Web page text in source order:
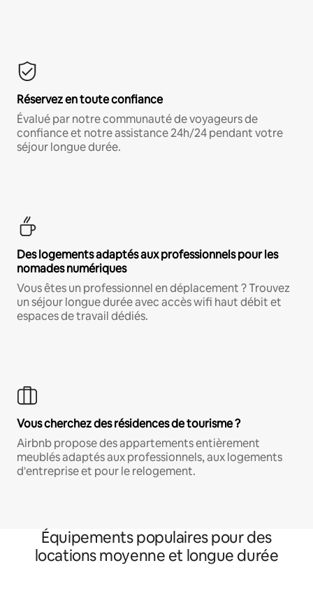
Réservez en toute confiance
Évalué par notre communauté de voyageurs de
confiance et notre assistance 24h/24 pendant votre
séjour longue durée.
Des logements adaptés aux professionnels pour les
nomades numériques
Vous êtes un professionnel en déplacement ? Trouvez
un séjour longue durée avec accès wifi haut débit et
espaces de travail dédiés.
Vous cherchez des résidences de tourisme ?
Airbnb propose des appartements entièrement
meublés adaptés aux professionnels, aux logements
d'entreprise et pour le relogement.
Équipements populaires pour des
locations moyenne et longue durée